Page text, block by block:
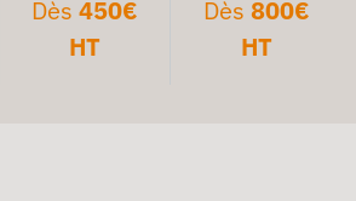
Dès 450€
HT
Dès 800€
HT